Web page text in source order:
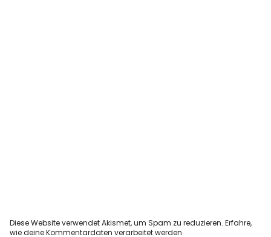
Diese Website verwendet Akismet, um Spam zu reduzieren.Erfahre,
wie deine Kommentardaten verarbeitet werden.